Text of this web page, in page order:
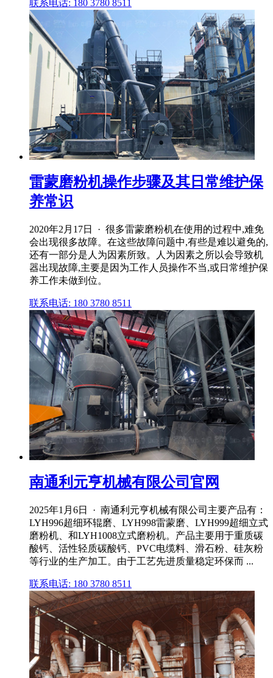
联系电话: 180 3780 8511
雷蒙磨粉机操作步骤及其日常维护保
养常识
2020年2月17日 · 很多雷蒙磨粉机在使用的过程中,难免
会出现很多故障。在这些故障问题中,有些是难以避免的,
还有一部分是人为因素所致。人为因素之所以会导致机
器出现故障,主要是因为工作人员操作不当,或日常维护保
养工作未做到位。
联系电话: 180 3780 8511
南通利元亨机械有限公司官网
2025年1月6日 · 南通利元亨机械有限公司主要产品有：
LYH996超细环辊磨、LYH998雷蒙磨、LYH999超细立式
磨粉机、和LYH1008立式磨粉机。产品主要用于重质碳
酸钙、活性轻质碳酸钙、PVC电缆料、滑石粉、硅灰粉
等行业的生产加工。由于工艺先进质量稳定环保而 ...
联系电话: 180 3780 8511